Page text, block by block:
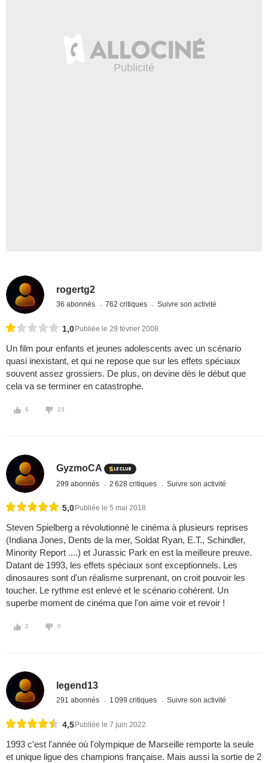
rogertg2
36 abonnés 762 critiques Suivre son activité
1,0 Publiée le 29 février 2008
Un film pour enfants et jeunes adolescents avec un scénario
quasi inexistant, et qui ne repose que sur les effets spéciaux
souvent assez grossiers. De plus, on devine dès le début que
cela va se terminer en catastrophe.
6 23
GyzmoCA
299 abonnés 2 628 critiques Suivre son activité
5,0 Publiée le 5 mai 2018
Steven Spielberg a révolutionné le cinéma à plusieurs reprises
(Indiana Jones, Dents de la mer, Soldat Ryan, E.T., Schindler,
Minority Report ....) et Jurassic Park en est la meilleure preuve.
Datant de 1993, les effets spéciaux sont exceptionnels. Les
dinosaures sont d'un réalisme surprenant, on croit pouvoir les
toucher. Le rythme est enlevé et le scénario cohérent. Un
superbe moment de cinéma que l'on aime voir et revoir !
2 0
legend13
291 abonnés 1 099 critiques Suivre son activité
4,5 Publiée le 7 juin 2022
1993 c'est l'année où l'olympique de Marseille remporte la seule
et unique ligue des champions française. Mais aussi la sortie de 2